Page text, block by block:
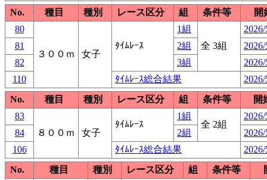
No.
種目 種別 レース区分 組 条件等
開
80
３００ｍ 女子
ﾀｲﾑﾚｰｽ
1組
全 3組
81
2組
82
3組
110
ﾀｲﾑﾚｰｽ総合結果
No.
種目 種別 レース区分 組 条件等
開
83
８００ｍ
女子
ﾀｲﾑﾚｰｽ
1組
全 2組
84
2組
106
ﾀｲﾑﾚｰｽ総合結果
No.
種目 種別 レース区分 組 条件等